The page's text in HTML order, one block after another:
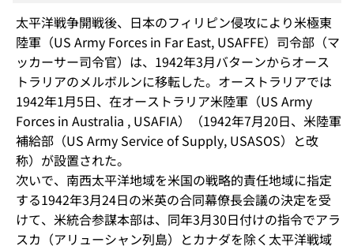
太平洋戦争開戦後、日本のフィリピン侵攻により米極東
陸軍（US Army Forces in Far East, USAFFE）司令部（マ
ッカーサー司令官）は、1942年3月バターンからオース
トラリアのメルボルンに移転した。オーストラリアでは
1942年1月5日、在オーストラリア米陸軍（US Army
Forces in Australia , USAFIA）（1942年7月20日、米陸軍
補給部（US Army Service of Supply, USASOS）と改
称）が設置された。
次いで、南西太平洋地域を米国の戦略的責任地域に指定
する1942年3月24日の米英の合同幕僚長会議の決定を受
けて、米統合参謀本部は、同年3月30日付けの指令でアラ
スカ（アリューシャン列島）とカナダを除く太平洋戦域